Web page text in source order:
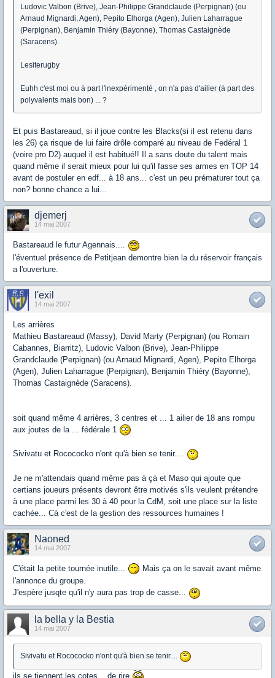
Ludovic Valbon (Brive), Jean-Philippe Grandclaude (Perpignan) (ou
Arnaud Mignardi, Agen), Pepito Elhorga (Agen), Julien Laharrague
(Perpignan), Benjamin Thiéry (Bayonne), Thomas Castaignède
(Saracens).
Lesiterugby
Euhh c'est moi ou à part l'inexpérimenté , on n'a pas d'ailier (à part des
polyvalents mais bon) ... ?
Et puis Bastareaud, si il joue contre les Blacks(si il est retenu dans
les 26) ça risque de lui faire drôle comparé au niveau de Fedéral 1
(voire pro D2) auquel il est habitué!! Il a sans doute du talent mais
quand même il serait mieux pour lui qu'il fasse ses armes en TOP 14
avant de postuler en edf... à 18 ans... c'est un peu prématurer tout ça
non? bonne chance a lui...
djemerj
14 mai 2007
Bastareaud le futur Agennais....
l'éventuel présence de Petitjean demontre bien la du réservoir français
a l'ouverture.
l'exil
14 mai 2007
Les arrières
Mathieu Bastareaud (Massy), David Marty (Perpignan) (ou Romain
Cabannes, Biarritz), Ludovic Valbon (Brive), Jean-Philippe
Grandclaude (Perpignan) (ou Arnaud Mignardi, Agen), Pepito Elhorga
(Agen), Julien Laharrague (Perpignan), Benjamin Thiéry (Bayonne),
Thomas Castaignède (Saracens).
soit quand même 4 arrières, 3 centres et ... 1 ailier de 18 ans rompu
aux joutes de la ... fédérale 1
Sivivatu et Rocococko n'ont qu'à bien se tenir....
Je ne m'attendais quand même pas à çà et Maso qui ajoute que
certians joueurs présents devront être motivés s'ils veulent prétendre
à une place parmi les 30 à 40 pour la CdM, soit une place sur la liste
cachée... Cà c'est de la gestion des ressources humaines !
Naoned
14 mai 2007
C'était la petite tournée inutile...
Mais ça on le savait avant même
l'annonce du groupe.
J'espère jusqte qu'il n'y aura pas trop de casse...
la bella y la Bestia
14 mai 2007
Sivivatu et Rocococko n'ont qu'à bien se tenir....
ils se tiennent les cotes ...de rire